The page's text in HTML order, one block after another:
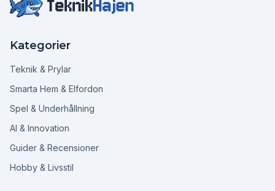
Kategorier
Teknik & Prylar
Smarta Hem & Elfordon
Spel & Underhållning
AI & Innovation
Guider & Recensioner
Hobby & Livsstil